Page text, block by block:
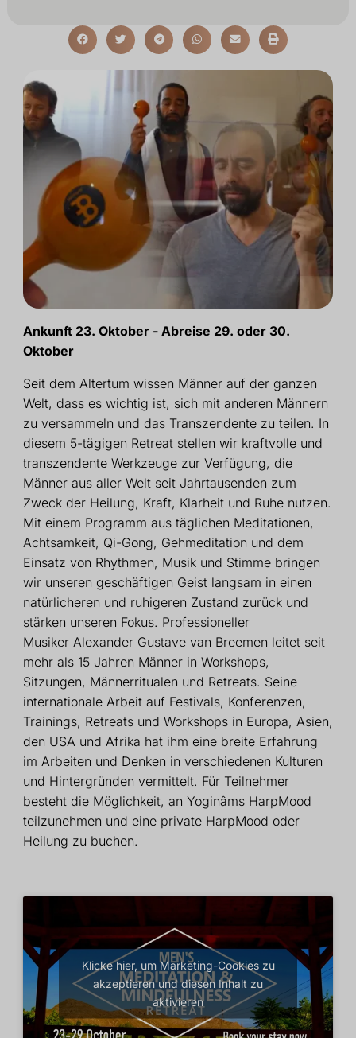
Ankunft 23. Oktober - Abreise 29. oder 30.
Oktober
Seit dem Altertum wissen Männer auf der ganzen
Welt, dass es wichtig ist, sich mit anderen Männern
zu versammeln und das Transzendente zu teilen. In
diesem 5-tägigen Retreat stellen wir kraftvolle und
transzendente Werkzeuge zur Verfügung, die
Männer aus aller Welt seit Jahrtausenden zum
Zweck der Heilung, Kraft, Klarheit und Ruhe nutzen.
Mit einem Programm aus täglichen Meditationen,
Achtsamkeit, Qi-Gong, Gehmeditation und dem
Einsatz von Rhythmen, Musik und Stimme bringen
wir unseren geschäftigen Geist langsam in einen
natürlicheren und ruhigeren Zustand zurück und
stärken unseren Fokus. Professioneller
Musiker AlexanderGustave van Breemen leitet seit
mehr als 15 Jahren Männer in Workshops,
Sitzungen, Männerritualen und Retreats. Seine
internationale Arbeit auf Festivals, Konferenzen,
Trainings, Retreats und Workshops in Europa, Asien,
den USA und Afrika hat ihm eine breite Erfahrung
im Arbeiten und Denken in verschiedenen Kulturen
und Hintergründen vermittelt. Für Teilnehmer
besteht die Möglichkeit, an Yoginâms HarpMood
teilzunehmen und eine private HarpMood oder
Heilung zu buchen.
Klicke hier, um Marketing-Cookies zu
akzeptieren und diesen Inhalt zu
aktivieren